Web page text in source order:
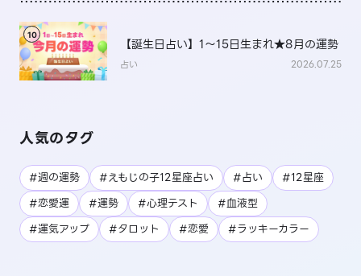
10
【誕生日占い】1～15日生まれ★8月の運勢
占い 2026.07.25
人気のタグ
#週の運勢 #えもじの子12星座占い #占い
#12星座
#恋愛運
#運勢 #心理テスト
#血液型
#運気アップ
#タロット #恋愛 #ラッキーカラー